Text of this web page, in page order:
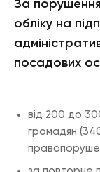
За порушення
обліку на
посадових
від 200 до
громадян